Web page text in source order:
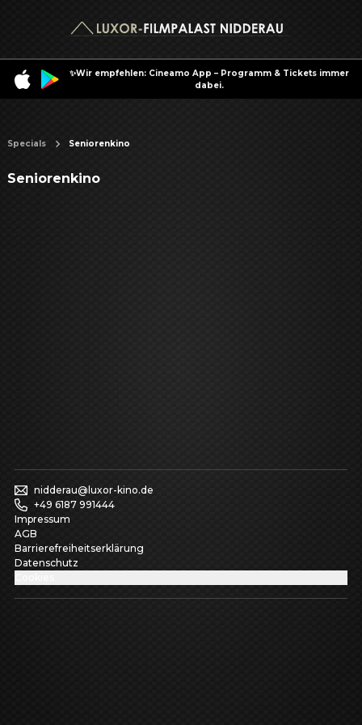
✨Wir empfehlen: Cineamo App – Programm & Tickets immer
dabei.
Specials Seniorenkino
Seniorenkino
nidderau@luxor-kino.de
+49 6187 991444
Impressum
AGB
Barrierefreiheitserklärung
Datenschutz